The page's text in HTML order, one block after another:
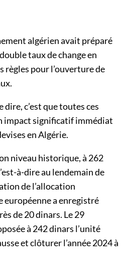
algérien avait préparé
taux de change en
règles pour l’ouverture de
dire, c’est que toutes ces
impact significatif immédiat
en Algérie.
niveau historique, à 262
à-dire au lendemain de
de l’allocation
a enregistré
de 20 dinars. Le 29
à 242 dinars l’unité
et clôturer l’année 2024 à